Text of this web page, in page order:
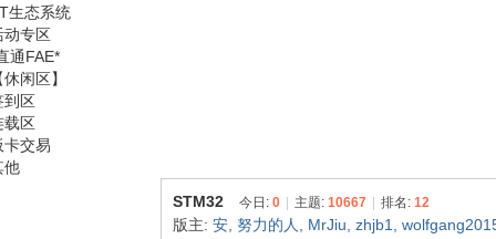
意
生态系统
动专区
通FAE*
闲区】
到区
载区
卡交易
他
STM32
今日: 0 主题: 10667 排名: 12
版主: 安 努力的人 MrJiu zhjb1